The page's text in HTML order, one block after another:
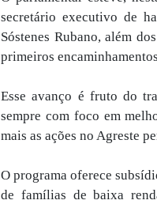
secretário executivo de
Sóstenes Rubano, além
primeiros
Esse avanço é fruto do
sempre com foco em
mais as ações no Agreste
O programa oferece
de famílias de baixa